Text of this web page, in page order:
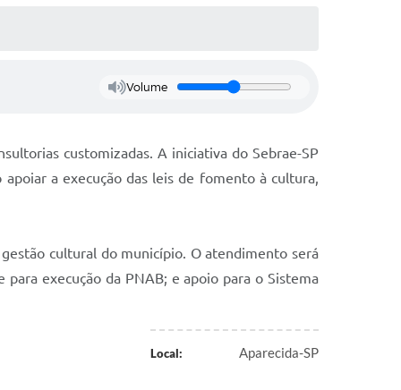
Volume
customizadas. A iniciativa do Sebrae-SP
a execução das leis de fomento à cultura,
cultural do município. O atendimento será
execução da PNAB; e apoio para o Sistema
Local: Aparecida-SP